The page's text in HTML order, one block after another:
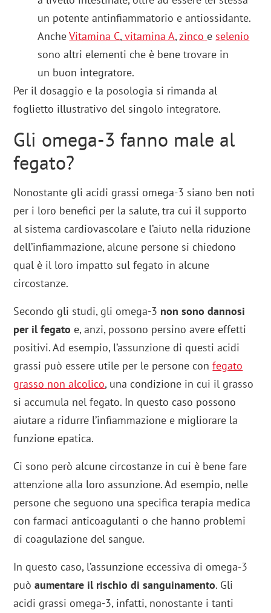
un potente antinfiammatorio e antiossidante.
AncheVitamina C, vitamina A,zinco e selenio
sono altri elementi che è bene trovare in
un buon integratore.
Per il dosaggio e la posologia si rimanda al
foglietto illustrativo del singolo integratore.
Gli omega-3 fanno male al
fegato?
Nonostante gli acidi grassi omega-3 siano ben noti
per i loro benefici per la salute, tra cui il supporto
al sistema cardiovascolare e l’aiuto nella riduzione
dell’infiammazione, alcune persone si chiedono
qual è il loro impatto sul fegato in alcune
circostanze.
Secondo gli studi, gli omega-3 non sono dannosi
per il fegato e, anzi, possono persino avere effetti
positivi. Ad esempio, l’assunzione di questi acidi
grassi può essere utile per le persone confegato
grasso non alcolico, una condizione in cui il grasso
si accumula nel fegato. In questo caso possono
aiutare a ridurre l’infiammazione e migliorare la
funzione epatica.
Ci sono però alcune circostanze in cui è bene fare
attenzione alla loro assunzione. Ad esempio, nelle
persone che seguono una specifica terapia medica
con farmaci anticoagulanti o che hanno problemi
di coagulazione del sangue.
In questo caso, l’assunzione eccessiva di omega-3
puòaumentare il rischio di sanguinamento. Gli
acidi grassi omega-3, infatti, nonostante i tanti